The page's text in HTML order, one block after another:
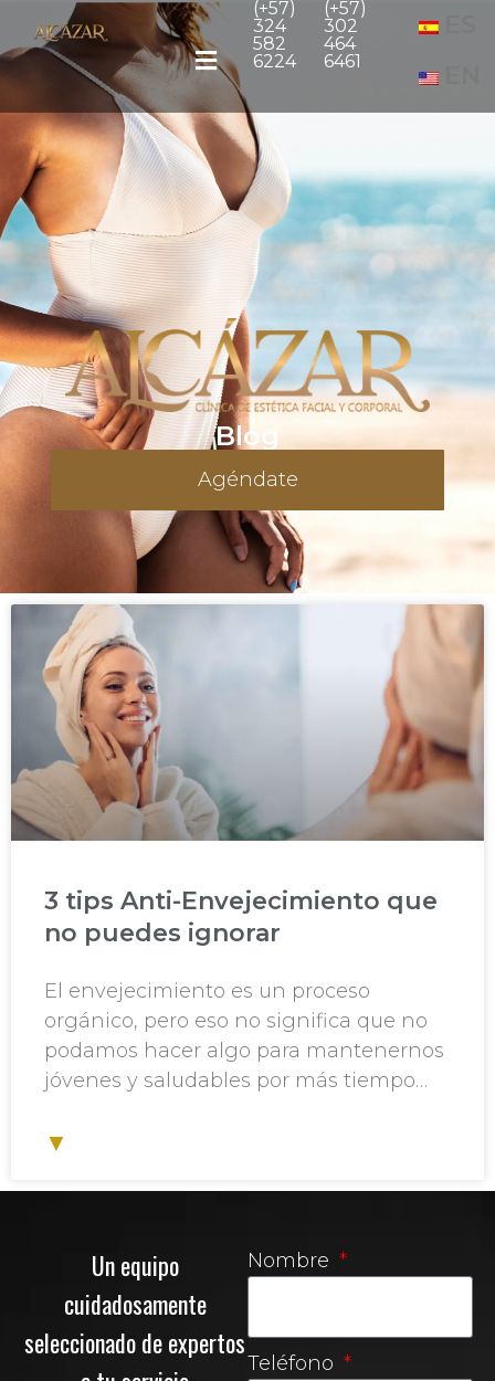
(+57)
324
582
6224
(+57)
302
464
6461
Blog
Agéndate
3 tips Anti-Envejecimiento que
no puedes ignorar
El envejecimiento es un proceso
orgánico, pero eso no significa que no
podamos hacer algo para mantenernos
jóvenes y saludables por más tiempo…
▼
Un equipo
cuidadosamente
seleccionado de expertos
Nombre
Teléfono